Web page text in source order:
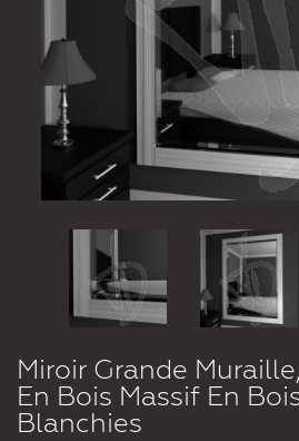
Miroir Grande
En Bois Massif En
Blanchies